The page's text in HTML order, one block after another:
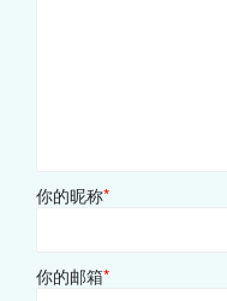
你的昵称*
你的邮箱*